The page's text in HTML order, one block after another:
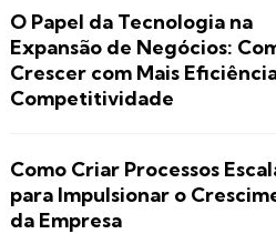
O Papel da Tecnologia na
Expansão de Negócios:
Crescer com Mais
Competitividade
Como Criar Processos
para Impulsionar o
da Empresa